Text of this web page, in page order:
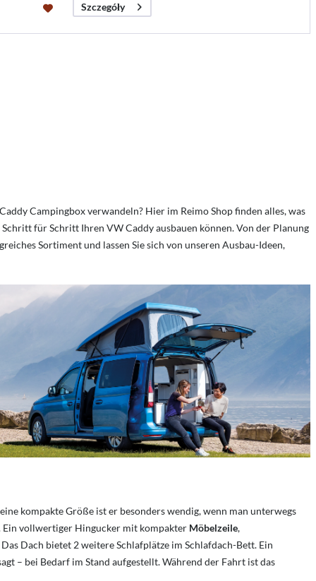
Szczegóły
Campingbox verwandeln? Hier im Reimo Shop finden alles, was
Schritt für Schritt Ihren VW Caddy ausbauen können. Von der Planung
Sortiment und lassen Sie sich von unseren Ausbau-Ideen,
kompakte Größe ist er besonders wendig, wenn man unterwegs
Ein vollwertiger Hingucker mit kompakter Möbelzeile,
Dach bietet 2 weitere Schlafplätze im Schlafdach-Bett. Ein
– bei Bedarf im Stand aufgestellt. Während der Fahrt ist das